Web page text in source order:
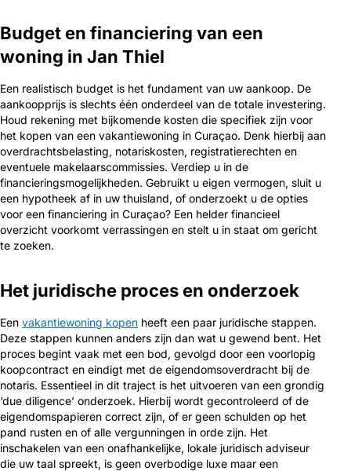
Budget en financiering van een
woning in Jan Thiel
Een realistisch budget is het fundament van uw aankoop. De
aankoopprijs is slechts één onderdeel van de totale investering.
Houd rekening met bijkomende kosten die specifiek zijn voor
het kopen van een vakantiewoning in Curaçao. Denk hierbij aan
overdrachtsbelasting, notariskosten, registratierechten en
eventuele makelaarscommissies. Verdiep u in de
financieringsmogelijkheden. Gebruikt u eigen vermogen, sluit u
een hypotheek af in uw thuisland, of onderzoekt u de opties
voor een financiering in Curaçao? Een helder financieel
overzicht voorkomt verrassingen en stelt u in staat om gericht
te zoeken.
Het juridische proces en onderzoek
Een vakantiewoning kopen heeft een paar juridische stappen.
Deze stappen kunnen anders zijn dan wat u gewend bent. Het
proces begint vaak met een bod, gevolgd door een voorlopig
koopcontract en eindigt met de eigendomsoverdracht bij de
notaris. Essentieel in dit traject is het uitvoeren van een grondig
‘due diligence’ onderzoek. Hierbij wordt gecontroleerd of de
eigendomspapieren correct zijn, of er geen schulden op het
pand rusten en of alle vergunningen in orde zijn. Het
inschakelen van een onafhankelijke, lokale juridisch adviseur
die uw taal spreekt, is geen overbodige luxe maar een